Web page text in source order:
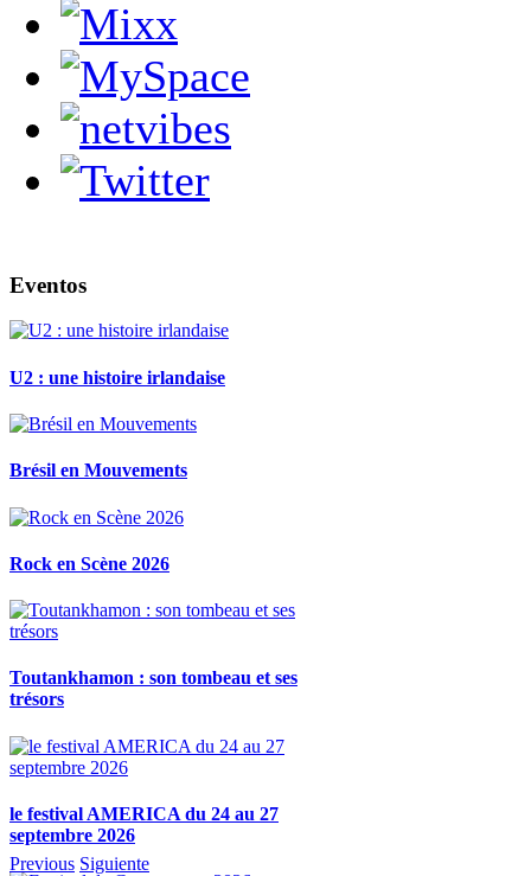
Eventos
U2 : une histoire irlandaise
Brésil en Mouvements
Rock en Scène 2026
Toutankhamon : son tombeau et ses
trésors
le festival AMERICA du 24 au 27
septembre 2026
Previous Siguiente